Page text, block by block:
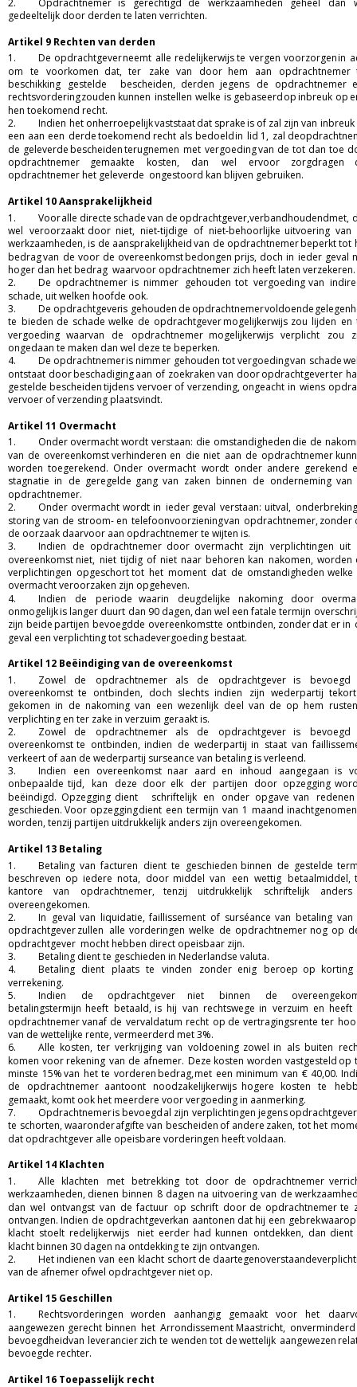
2. Opdrachtnemer is gerechtigd de werkzaamheden geheel dan
gedeeltelijk door derden te laten verrichten.
Artikel 9 Rechten van derden
1.
De opdrachtgeverneemt alle redelijkerwijste vergen voorzorgenin
om te voorkomen dat, ter zake van door hem aan opdrachtnemer
beschikking
gestelde bescheiden, derden jegens de opdrachtnemer
rechtsvorderingzouden kunnen instellen welke is gebaseerdopinbreuk op
hen toekomend recht.
2.
Indien het onherroepelijkvaststaatdat sprakeis of zal zijn van inbreuk
een aan een derdetoekomend recht als bedoeldin lid 1, zal
de geleverdebescheidenterugnemen met vergoedingvan de tot dan toe
opdrachtnemer
gemaakte kosten, dan wel ervoor zorgdragen
opdrachtnemer het geleverde  ongestoord kan blijven gebruiken.
Artikel 10 Aansprakelijkheid
1.
Vooralle directe schadevan de opdrachtgever,verbandhoudendmet,
wel veroorzaakt door niet, niet-tijdige of niet-behoorlijke uitvoering van
werkzaamheden,is de aansprakelijkheidvan de opdrachtnemerbeperkttot
bedragvan de voor de overeenkomstbedongen prijs, doch in ieder geval
hoger dan het bedrag  waarvoor opdrachtnemer zich heeft laten
2.
De opdrachtnemer is nimmer gehouden tot vergoeding van
schade, uit welken hoofde ook.
3.
De opdrachtgeveris gehouden de opdrachtnemervoldoende
te bieden de schade welke de opdrachtgevermogelijkerwijs zou lijden en
vergoeding waarvan de opdrachtnemer mogelijkerwijs verplicht zou
ongedaan te maken dan wel deze te beperken.
4.
De opdrachtnemeris nimmer gehouden totvergoedingvan schade
ontstaat doorbeschadigingaan of zoekraken van dooropdrachtgeverter
gestelde bescheidentijdens vervoer of verzending, ongeacht in wiens
vervoer of verzending plaatsvindt.
Artikel 11 Overmacht
1.
Onder overmacht wordt verstaan: die omstandigheden die de
van de overeenkomstverhinderen en die niet aan de opdrachtnemer
worden toegerekend. Onder overmacht wordt onder andere gerekend
stagnatie in de geregelde gang van zaken binnen de onderneming van
opdrachtnemer.
2.
Onder overmacht wordt in ieder geval verstaan: uitval, onderbreking
storing van de stroom- en telefoonvoorzieningvan opdrachtnemer,zonder
de oorzaak daarvoor aan opdrachtnemer te wijten is.
3.
Indien de opdrachtnemer door overmacht zijn verplichtingen uit
overeenkomstniet, niet tijdig of niet naar behoren kan nakomen, worden
verplichtingen opgeschort tot het moment dat de omstandigheden welke
overmacht veroorzaken zijn opgeheven.
4.
Indien de periode waarin deugdelijke nakoming door
onmogelijkislanger duurt dan 90 dagen,dan wel een fatale termijn
zijn beidepartijen bevoegdde overeenkomstte ontbinden, zonderdat er in
geval een verplichting tot schadevergoeding bestaat.
Artikel 12 Beëindiging van de overeenkomst
1.
Zowel de opdrachtnemer als de opdrachtgever is
bevoegd
overeenkomst te ontbinden, doch slechts indien zijn wederpartij tekort
gekomen in de nakoming van een wezenlijk deel van de op hem
verplichting en ter zake in verzuim geraakt is.
2.
Zowel de opdrachtnemer als de opdrachtgever is
bevoegd
overeenkomst te ontbinden, indien de wederpartij in staat van
verkeert of aan de wederpartij surseance van betaling is verleend.
3.
Indien een overeenkomst naar aard en inhoud aangegaan is
onbepaalde tijd, kan deze door elk der partijen door opzegging
beëindigd. Opzegging dient schriftelijk en onder opgave van redenen
geschieden. Voor opzeggingdient een termijn van 1 maand inachtgenomen
worden, tenzij partijen uitdrukkelijk anders zijn overeengekomen.
Artikel 13 Betaling
1.
Betaling van facturen dient te geschieden binnen de gestelde
beschreven op iedere nota, door middel van een wettig betaalmiddel,
kantore
van opdrachtnemer, tenzij uitdrukkelijk schriftelijk
anders
overeengekomen.
2.
In geval van liquidatie, faillissement of surséance van betaling van
opdrachtgeverzullen alle vorderingen welke de opdrachtnemer nog op
opdrachtgever  mocht hebben direct opeisbaar zijn.
3.
Betaling dient te geschieden in Nederlandse valuta.
4.
Betaling dient plaats te vinden zonder enig beroep op korting
verrekening.
5.
Indien de opdrachtgever niet binnen de
betalingstermijn heeft betaald, is hij van rechtswege in verzuim en heeft
opdrachtnemervanaf de vervaldatum recht op de vertragingsrente ter
van de wettelijke rente, vermeerderd met 3%.
6.
Alle kosten, ter verkrijging van voldoening zowel in als buiten
komen voorrekening van de afnemer. Deze kosten worden vastgesteld op
minste 15% van het te vorderenbedrag,met een minimum van € 40,00.
de
opdrachtnemer aantoont noodzakelijkerwijs hogere kosten te
gemaakt, komt ook het meerdere voor vergoeding in aanmerking.
7.
Opdrachtnemerisbevoegdal zijn verplichtingen jegensopdrachtgever
te schorten,waaronderafgifte van bescheiden of andere zaken, tot het
dat opdrachtgever alle opeisbare vorderingen heeft voldaan.
Artikel 14 Klachten
1.
Alle klachten met betrekking tot door de opdrachtnemer
werkzaamheden, dienen binnen 8 dagen na uitvoering van de
dan wel ontvangst van de factuur op schrift door de opdrachtnemer te
ontvangen. Indien de opdrachtgeverkan aantonen dathij een gebrekwaarop
klacht stoelt redelijkerwijs niet eerder had kunnen ontdekken, dan dient
klacht binnen 30 dagen na ontdekking te zijn ontvangen.
2.
Het indienen van een klacht schort de daartegenoverstaande
van de afnemer ofwel opdrachtgever niet op.
Artikel 15 Geschillen
1.
Rechtsvorderingen worden aanhangig gemaakt voor het
aangewezen gerecht binnen het ArrondissementMaastricht, onverminderd
bevoegdheidvan leverancierzich te wenden tot dewettelijk aangewezen
bevoegde rechter.
Artikel 16 Toepasselijk recht